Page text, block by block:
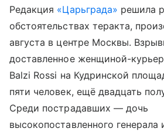
Редакция «Царьграда» решила
обстоятельствах теракта,
августа в центре Москвы.
доставленное женщиной-
Balzi Rossi на Кудринской
пяти человек, ещё двадцать
Среди пострадавших — дочь
высокопоставленного генерала